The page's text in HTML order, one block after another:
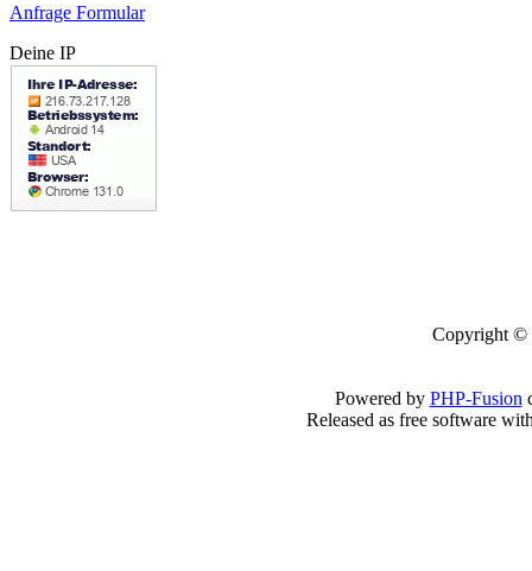
Anfrage Formular
Deine IP
Copyright ©
Powered by PHP-Fusion
Released as free software